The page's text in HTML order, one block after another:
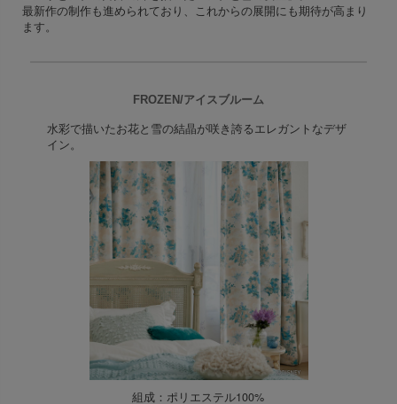
最新作の制作も進められており、これからの展開にも期待が高まり
ます。
FROZEN/アイスブルーム
水彩で描いたお花と雪の結晶が咲き誇るエレガントなデザ
イン。
組成：ポリエステル100%